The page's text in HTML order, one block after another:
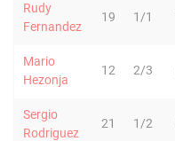
Rudy
Fernandez
19 1/1
Mario
Hezonja
12 2/3
Sergio
Rodriguez
21 1/2